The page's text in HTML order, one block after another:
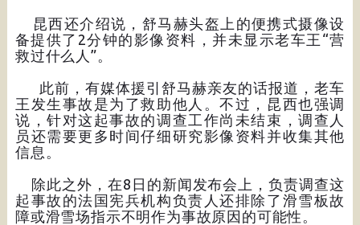
昆西还介绍说，舒马赫头盔上的便携式摄像设
备提供了2分钟的影像资料，并未显示老车王“营
救过什么人”。
此前，有媒体援引舒马赫亲友的话报道，老车
王发生事故是为了救助他人。不过，昆西也强调
说，针对这起事故的调查工作尚未结束，调查人
员还需要更多时间仔细研究影像资料并收集其他
信息。
除此之外，在8日的新闻发布会上，负责调查这
起事故的法国宪兵机构负责人还排除了滑雪板故
障或滑雪场指示不明作为事故原因的可能性。